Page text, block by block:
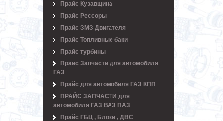
Прайс Кузавщина
Прайс Рессоры
Прайс ЗМЗ Двигателя
Прайс Топливные баки
Прайс турбины
Прайс Запчасти для автомобиля
ГАЗ
Прайс для автомобиля ГАЗ КПП
ПРАЙС ЗАПЧАСТИ для
автомобиля ГАЗ ВАЗ ПАЗ
Прайс ГБЦ , Блоки , ДВС